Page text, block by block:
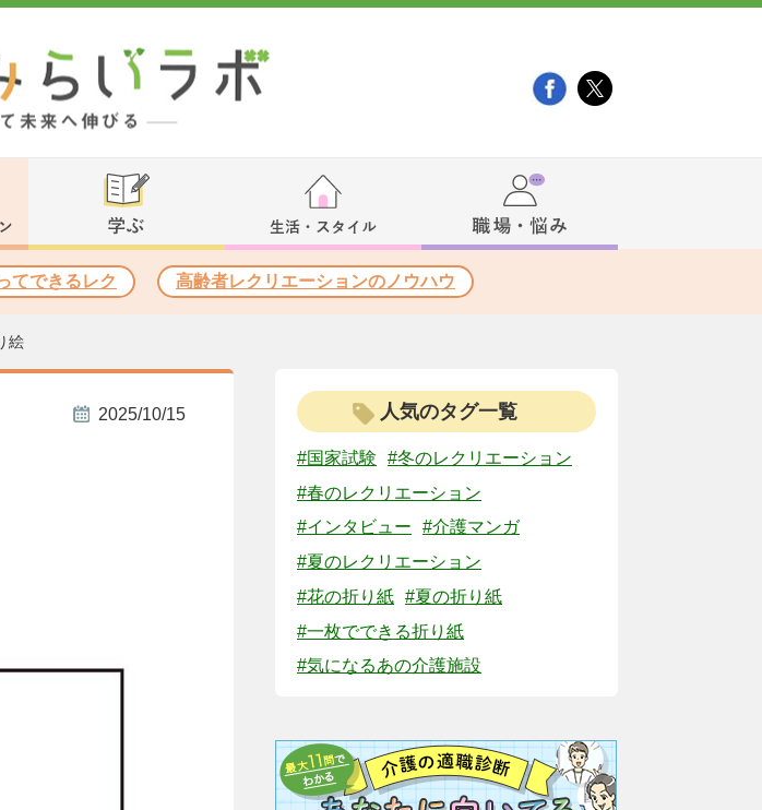
てできるレク 高齢者レクリエーションのノウハウ
絵
2025/10/15 人気のタグ一覧
#国家試験
#冬のレクリエーション
#春のレクリエーション
#インタビュー
#介護マンガ
#夏のレクリエーション
#花の折り紙 #夏の折り紙
#一枚でできる折り紙
#気になるあの介護施設